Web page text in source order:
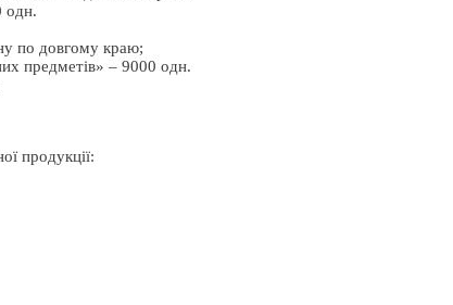
одн.
по довгому краю;
предметів» – 9000 одн.
продукції: